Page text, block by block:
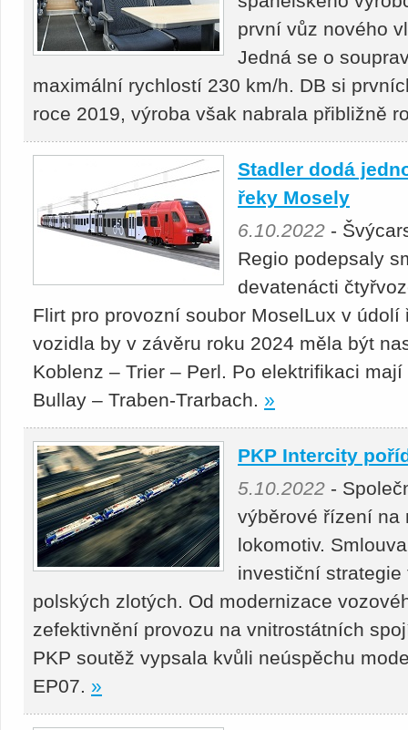
první vůz nového
Jedná se o
maximální rychlostí 230 km/h. DB si
roce 2019, výroba však nabrala přibližně
Stadler dodá
řeky Mosely
6.10.2022 -
Regio podepsaly
devatenácti
Flirt pro provozní soubor MoselLux v
vozidla by v závěru roku 2024 měla být
Koblenz – Trier – Perl. Po elektrifikaci
Bullay – Traben-Trarbach. »
PKP Intercity
5.10.2022 -
výběrové řízení na
lokomotiv.
investiční
polských zlotých. Od modernizace
zefektivnění provozu na vnitrostátních
PKP soutěž vypsala kvůli neúspěchu
EP07. »